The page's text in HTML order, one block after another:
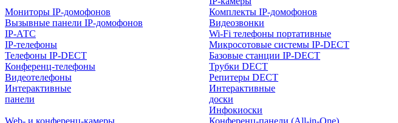
Мониторы IP-домофонов
Вызывные панели IP-домофонов
Комплекты IP-домофонов
Видеозвонки
IP-АТС
IP-телефоны
Телефоны IP-DECT
Конференц-телефоны
Видеотелефоны
Wi-Fi телефоны портативные
Микросотовые системы IP-DECT
Базовые станции IP-DECT
Трубки DECT
Репитеры DECT
Интерактивные
панели
Интерактивные
доски
Инфокиоски
Web- и конференц-камеры
Конференц-панели (All-in-One)